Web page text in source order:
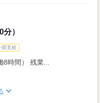
）
部支給
時間） 残業...